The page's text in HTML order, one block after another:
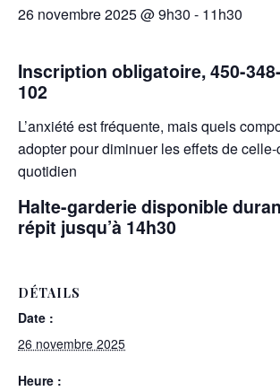
26 novembre 2025 @ 9h30 - 11h30
Inscription obligatoire, 450-
102
L’anxiété est fréquente, mais quels
adopter pour diminuer les effets de
quotidien
Halte-garderie disponible
répit jusqu’à 14h30
DÉTAILS
Date :
26 novembre 2025
Heure :